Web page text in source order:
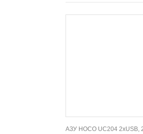
АЗУ HOCO UC204 2xUSB,